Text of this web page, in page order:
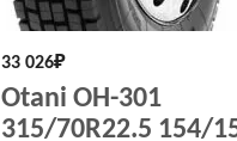
33 026₽
Otani OH-301
315/70R22.5 154/